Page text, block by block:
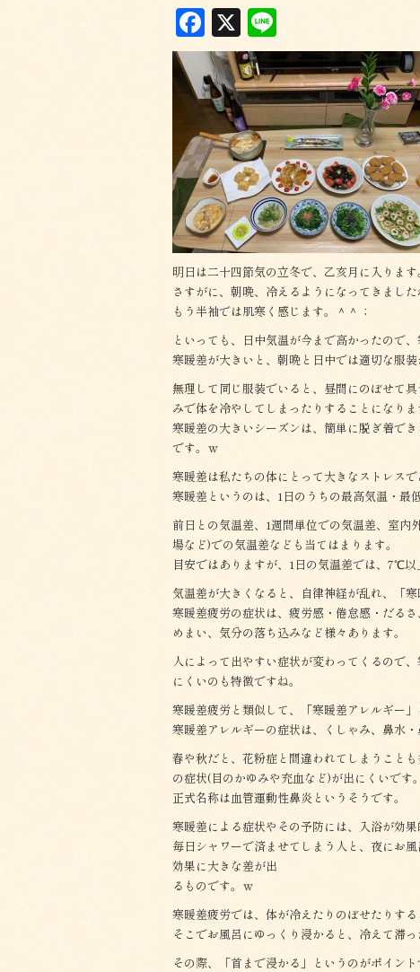
F
a
c
e
b
o
o
k
X
in
e
明日は二十四節気の立冬で、乙亥月に入ります。
さすがに、朝晩、冷えるようになってきました
もう半袖では肌寒く感じます。＾＾；
といっても、日中気温が今まで高かったので、
寒暖差が大きいと、朝晩と日中では適切な服装
無理して同じ服装でいると、昼間にのぼせて
みで体を冷やしてしまったりすることになりま
寒暖差の大きいシーズンは、簡単に脱ぎ着で
です。ｗ
寒暖差は私たちの体にとって大きなストレス
寒暖差というのは、1日のうちの最高気温・最
前日との気温差、1週間単位での気温差、室内
場など)での気温差なども当てはまります。
目安ではありますが、1日の気温差では、7℃以
気温差が大きくなると、自律神経が乱れ、「
寒暖差疲労の症状は、疲労感・倦怠感・だるさ
めまい、気分の落ち込みなど様々あります。
人によって出やすい症状が変わってくるので
にくいのも特徴ですね。
寒暖差疲労と類似して、「寒暖差アレルギー」
寒暖差アレルギーの症状は、くしゃみ、鼻水・
春や秋だと、花粉症と間違われてしまうこと
の症状(目のかゆみや充血など)が出にくいです。
正式名称は血管運動性鼻炎というそうです。
寒暖差による症状やその予防には、入浴が効果
毎日シャワーで済ませてしまう人と、夜にお
効果に大きな差が出
るものです。ｗ
寒暖差疲労では、体が冷えたりのぼせたりす
そこでお風呂にゆっくり浸かると、冷えて滞
その際、「首まで浸かる」というのがポイン